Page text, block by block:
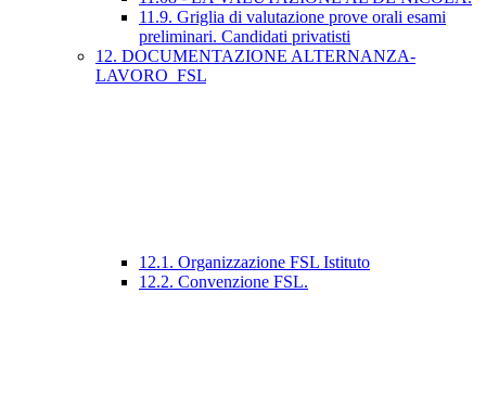
11.9. Griglia di valutazione prove orali esami
preliminari. Candidati privatisti
12. DOCUMENTAZIONE ALTERNANZA-
LAVORO_FSL
12.1. Organizzazione FSL Istituto
12.2. Convenzione FSL.